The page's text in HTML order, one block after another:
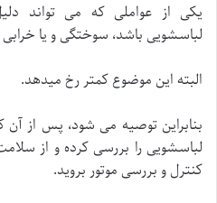
یکی از عواملی که می تواند
لباسشویی باشد، سوختگی و یا
البته این موضوع کمتر رخ میدهد.
بنابراین توصیه می شود، پس از
لباسشویی را بررسی کرده و از
کنترل و بررسی موتور بروید.